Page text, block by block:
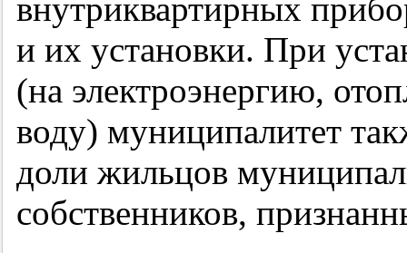
внутриквартирных
и их установки. При
(на электроэнергию,
воду) муниципалитет
доли жильцов
собственников,